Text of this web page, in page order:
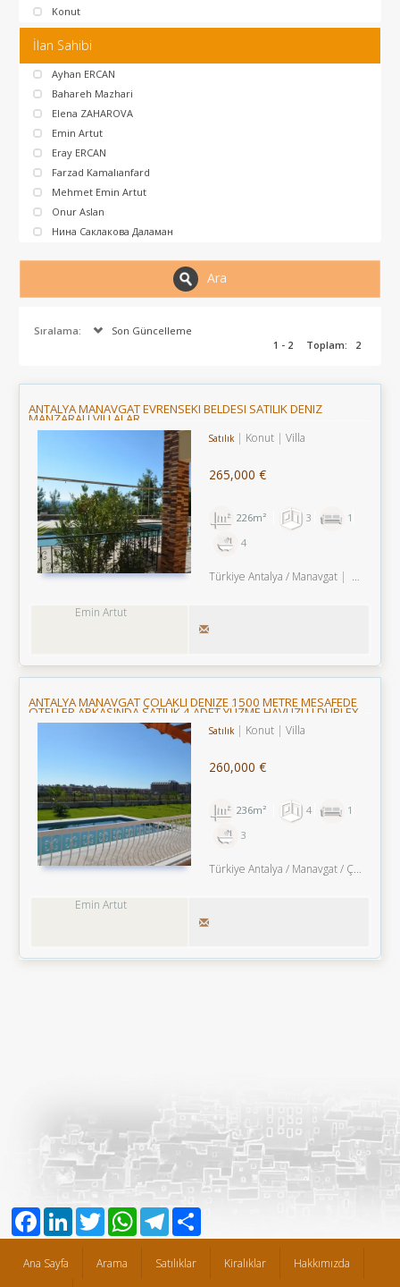
Konut
İlan Sahibi
Ayhan ERCAN
Bahareh Mazhari
Elena ZAHAROVA
Emin Artut
Eray ERCAN
Farzad Kamalıanfard
Mehmet Emin Artut
Onur Aslan
Нина Саклакова Даламан
Ara
Sıralama:
Son Güncelleme
1 - 2
Toplam: 2
ANTALYA MANAVGAT EVRENSEKI BELDESI SATILIK DENIZ
MANZARALI VILLALAR
Satılık Konut Villa
265,000 €
226m² 3
1
4
Türkiye Antalya / Manavgat
Emin Artut
ANTALYA MANAVGAT ÇOLAKLI DENIZE 1500 METRE MESAFEDE
OTELLER ARKASINDA SATILIK 4 ADET YÜZME HAVUZLU DUBLEX
VILLA
Satılık Konut Villa
260,000 €
236m² 4
1
3
Türkiye Antalya / Manavgat/ Çolaklı
Emin Artut
Ana Sayfa Arama Satılıklar Kiralıklar Hakkımızda
FacebookLinkedInTwitter WhatsAppTelegram